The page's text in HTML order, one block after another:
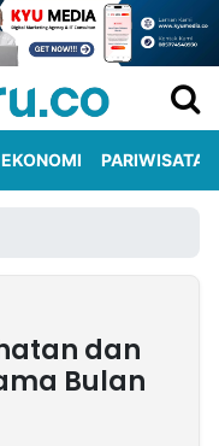
EKONOMI PARIWISATA
dan
Bulan